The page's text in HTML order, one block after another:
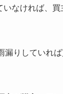
なければ、
りしていれ